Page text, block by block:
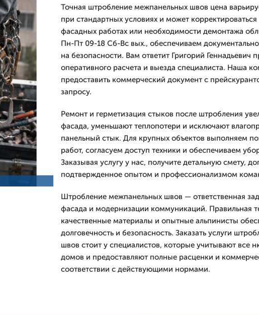
Точная штробление межпанельных швов цена
при стандартных условиях и может
фасадных работах или необходимости демонтажа
Пн-Пт 09-18 Сб-Вс вых., обеспечиваем
на безопасности. Вам ответит Григорий Геннадьевич
оперативного расчета и выезда специалиста. Наша
предоставить коммерческий документ с
запросу.
Ремонт и герметизация стыков после штробления
фасада, уменьшают теплопотери и исключают
панельный стык. Для крупных объектов выполняем
работ, согласуем доступ техники и обеспечиваем
Заказывая услугу у нас, получите детальную смету,
подтвержденное опытом и профессионализмом
Штробление межпанельных швов — ответственная
фасада и модернизации коммуникаций. Правильная
качественные материалы и опытные альпинисты
долговечность и безопасность. Заказать услуги
швов стоит у специалистов, которые учитывают все
домов и предоставляют полные расценки и
соответствии с действующими нормами.